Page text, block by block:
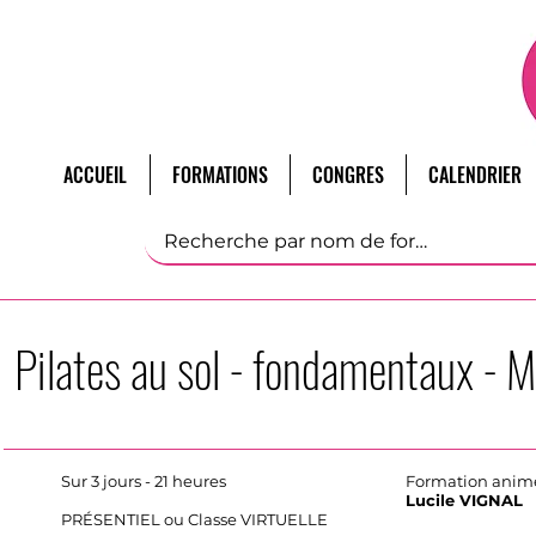
ACCUEIL FORMATIONS CONGRES CALENDRIER
Pilates au sol - fondamentaux -
Sur 3 jours - 21 heures
PRÉSENTIEL ou Classe VIRTUELLE
Formation
Lucile VIGNAL